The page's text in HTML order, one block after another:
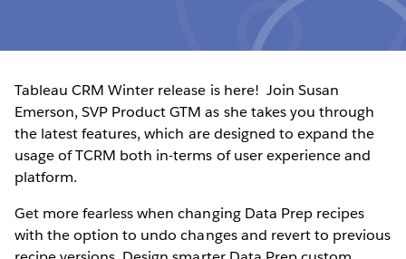
Tableau CRM Winter release is here! Join Susan
Emerson, SVP Product GTM as she takes you through
the latest features, which are designed to expand the
usage of TCRM both in-terms of user experience and
platform.
Get more fearless when changing Data Prep recipes
with the option to undo changes and revert to previous